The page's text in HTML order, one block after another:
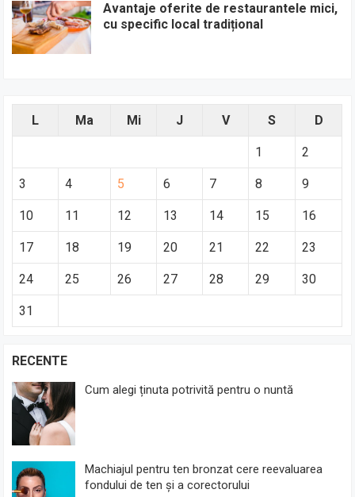
Avantaje oferite de restaurantele mici,
cu specific local tradițional
L Ma Mi J V S D
1 2
3 4 5 6 7 8 9
10 11 12 13 14 15 16
17 18 19 20 21 22 23
24 25 26 27 28 29 30
31
RECENTE
Cum alegi ținuta potrivită pentru o nuntă
Machiajul pentru ten bronzat cere reevaluarea
fondului de ten și a corectorului